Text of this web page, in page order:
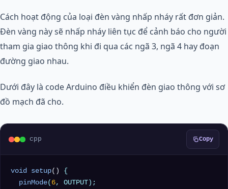
Cách hoạt động của loại đèn vàng nhấp nháy rất đơn giản.
Đèn vàng này sẽ nhấp nháy liên tục để cảnh báo cho người
tham gia giao thông khi đi qua các ngã 3, ngã 4 hay đoạn
đường giao nhau.
Dưới đây là code Arduino điều khiển đèn giao thông với sơ
đồ mạch đã cho.
cpp Copy
void setup()
{
pinMode( 6, OUTPUT);